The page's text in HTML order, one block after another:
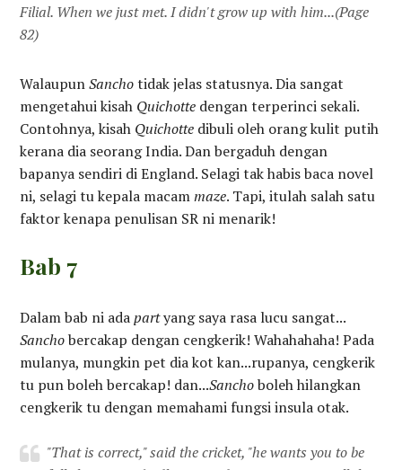
Filial. When we just met. I didn't grow up with him...(Page
82)
WalaupunSanchotidak jelas statusnya. Dia sangat
mengetahui kisah Quichotte dengan terperinci sekali.
Contohnya, kisah Quichotte dibuli oleh orang kulit putih
kerana dia seorang India. Dan bergaduh dengan
bapanya sendiri di England. Selagi tak habis baca novel
ni, selagi tu kepala macammaze. Tapi, itulah salah satu
faktor kenapa penulisan SR ni menarik!
Bab 7
Dalam bab ni adapartyang saya rasa lucu sangat...
Sanchobercakap dengan cengkerik! Wahahahaha! Pada
mulanya, mungkin pet dia kot kan...rupanya, cengkerik
tu pun boleh bercakap! dan...Sanchoboleh hilangkan
cengkerik tu dengan memahami fungsi insula otak.
"That is correct," said the cricket, "he wants you to be